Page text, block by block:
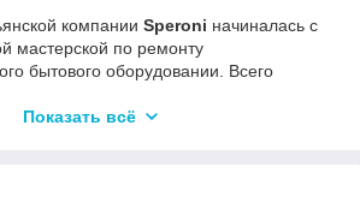
компании Speroni начиналась с
мастерской по ремонту
бытового оборудовании. Всего
известен во всем мире, а ее
насосного оборудования для
Показать всё